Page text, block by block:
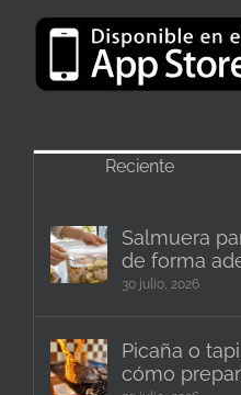
Reciente
Salmuera
de forma
30 julio, 2026
Picaña o
cómo